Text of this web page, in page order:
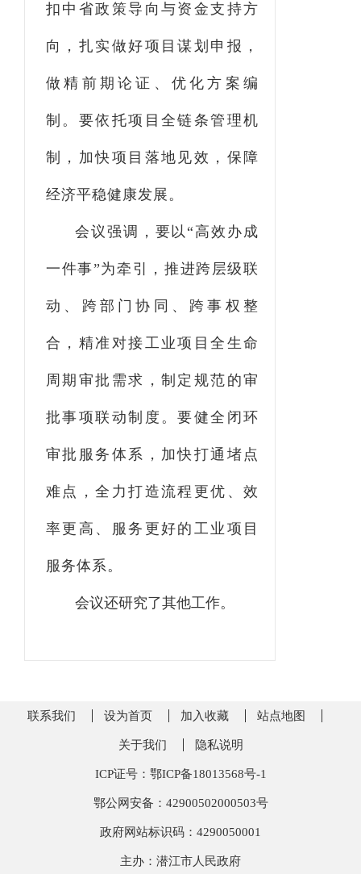
扣中省政策导向与资金支持方
向，扎实做好项目谋划申报，
做精前期论证、优化方案编
制。要依托项目全链条管理机
制，加快项目落地见效，保障
经济平稳健康发展。
会议强调，要以 “高效办成
一件事”为牵引，推进跨层级联
动、跨部门协同、跨事权整
合，精准对接工业项目全生命
周期审批需求，制定规范的审
批事项联动制度。要健全闭环
审批服务体系，加快打通堵点
难点，全力打造流程更优、效
率更高、服务更好的工业项目
服务体系。
会议还研究了其他工作。
联系我们 设为首页 加入收藏 站点地图
关于我们 隐私说明
ICP证号：鄂ICP备18013568号-1
鄂公网安备：42900502000503号
政府网站标识码：4290050001
主办：潜江市人民政府